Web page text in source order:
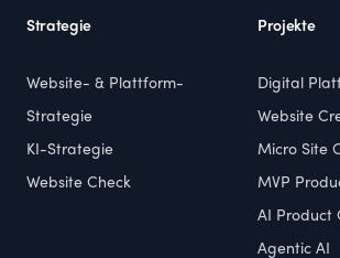
Strategie
Website- & Plattform-
Strategie
KI-Strategie
Website Check
Projekte
Digital
Website
Micro Site
MVP
AI Product
Agentic AI